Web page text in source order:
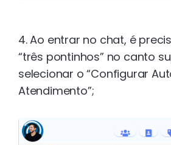
4. Ao entrar no chat, é
“três pontinhos” no canto
selecionar o “Configurar
Atendimento”;